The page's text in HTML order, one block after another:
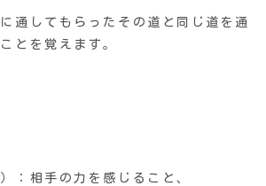
通してもらったその道と同じ道を通
とを覚えます。
：相手の力を感じること、